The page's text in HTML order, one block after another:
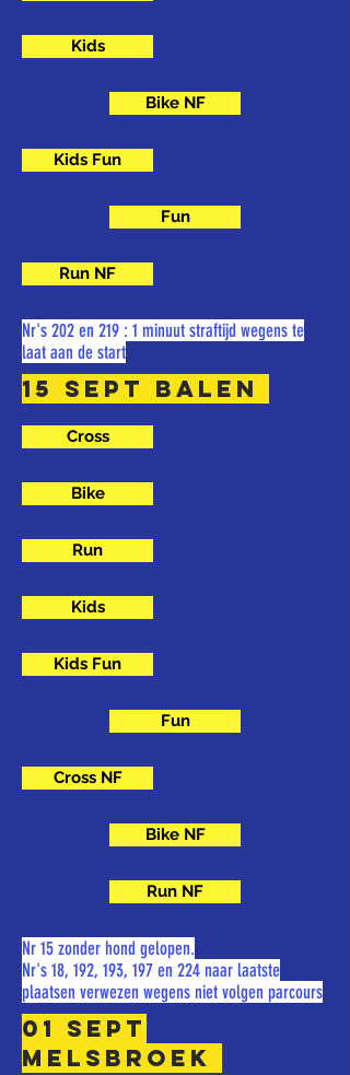
Kids
Bike NF
Kids Fun
Fun
Run NF
Nr's 202 en 219 : 1 minuut straftijd wegens te
laat aan de start
15 sept balen
Cross
Bike
Run
Kids
Kids Fun
Fun
Cross NF
Bike NF
Run NF
Nr 15 zonder hond gelopen.
Nr's 18, 192, 193, 197 en 224 naar laatste
plaatsen verwezen wegens niet volgen parcours
01 sept
Melsbroek